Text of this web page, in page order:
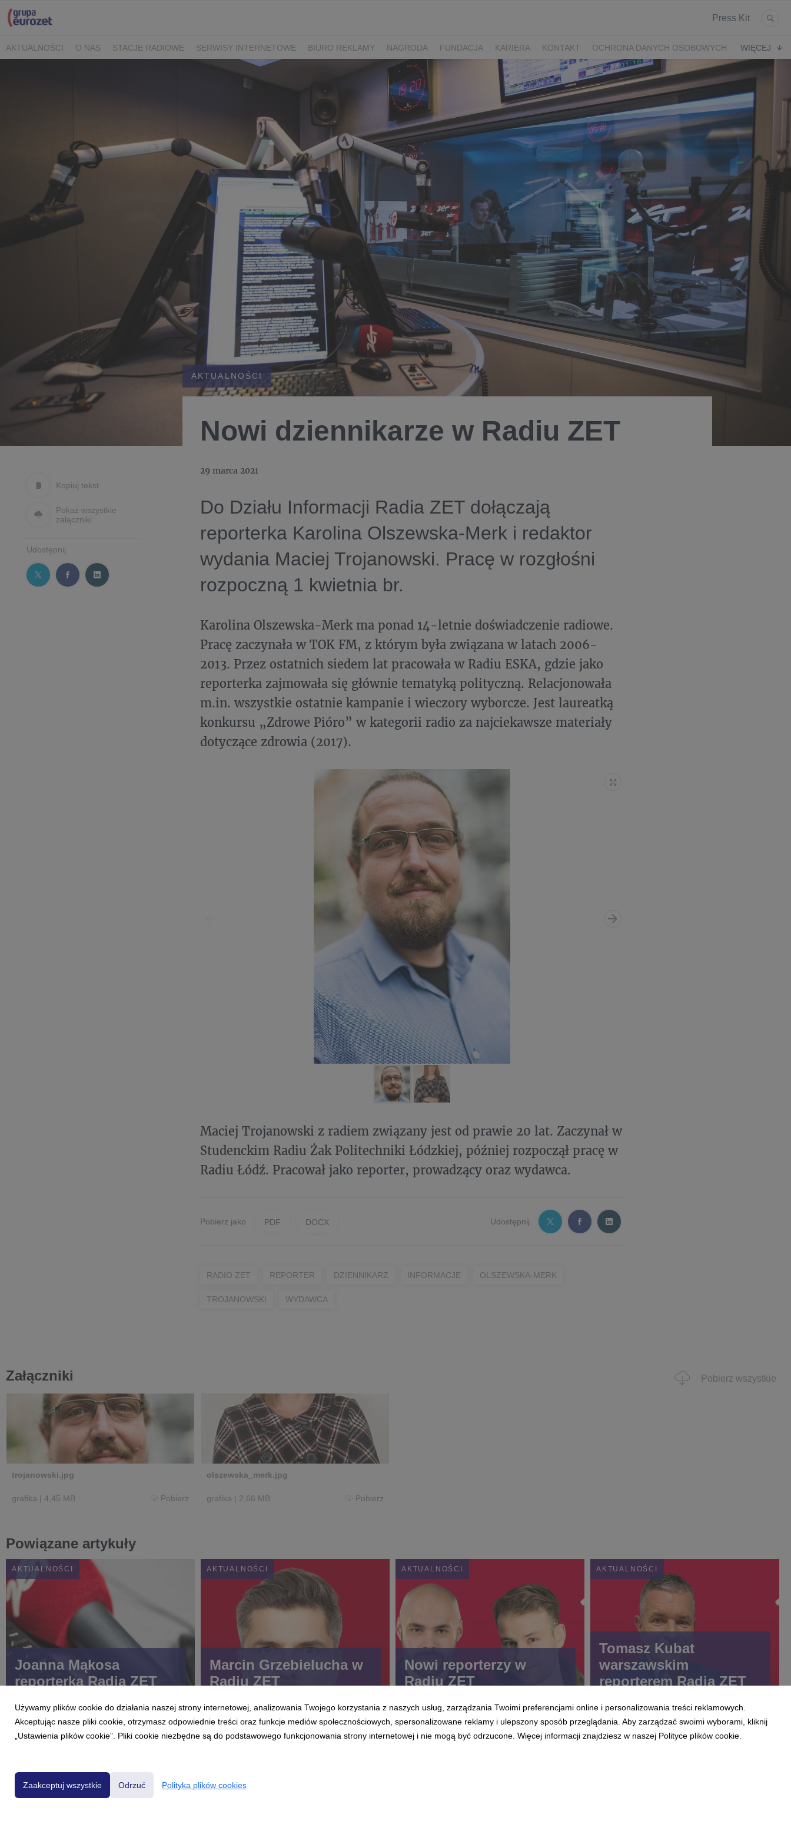
Press Kit
AKTUALNOŚCI O NAS STACJE RADIOWE SERWISY INTERNETOWE BIURO REKLAMY NAGRODA FUNDACJA KARIERA KONTAKT
OCHRONA DANYCH OSOBOWYCH
WIĘCEJ
Kopiuj tekst
Pokaż wszystkie
załączniki
Udostępnij
AKTUALNOŚCI
Nowi dziennikarze w Radiu ZET
29 marca 2021
Do Działu Informacji Radia ZET dołączają
reporterka Karolina Olszewska-Merk i redaktor
wydania Maciej Trojanowski. Pracę w rozgłośni
rozpoczną 1 kwietnia br.
Karolina Olszewska-Merk ma ponad 14-letnie doświadczenie radiowe.
Pracę zaczynała w TOK FM, z którym była związana w latach 2006-
2013. Przez ostatnich siedem lat pracowała w Radiu ESKA, gdzie jako
reporterka zajmowała się głównie tematyką polityczną. Relacjonowała
m.in. wszystkie ostatnie kampanie i wieczory wyborcze. Jest laureatką
konkursu „Zdrowe Pióro” w kategorii radio za najciekawsze materiały
dotyczące zdrowia (2017).
Maciej Trojanowski z radiem związany jest od prawie 20 lat. Zaczynał w
Studenckim Radiu Żak Politechniki Łódzkiej, później rozpoczął pracę w
Radiu Łódź. Pracował jako reporter, prowadzący oraz wydawca.
Pobierz jako PDF DOCX Udostępnij
RADIO ZET REPORTER DZIENNIKARZ INFORMACJE OLSZEWSKA-MERK
TROJANOWSKI WYDAWCA
Załączniki Pobierz wszystkie
trojanowski.jpg
grafika | 4,45 MB Pobierz
olszewska_merk.jpg
grafika | 2,66 MB Pobierz
Powiązane artykuły
AKTUALNOŚCI
Joanna Mąkosa
reporterką Radia ZET
AKTUALNOŚCI
Marcin Grzebielucha w
Radiu ZET
AKTUALNOŚCI
Nowi reporterzy w
Radiu ZET
AKTUALNOŚCI
Tomasz Kubat
warszawskim
reporterem Radia ZET
Używamy plików cookie do działania naszej strony internetowej, analizowania Twojego korzystania z naszych usług, zarządzania Twoimi preferencjami online i personalizowania treści reklamowych.
Akceptując nasze pliki cookie, otrzymasz odpowiednie treści oraz funkcje mediów społecznościowych, spersonalizowane reklamy i ulepszony sposób przeglądania. Aby zarządzać swoimi wyborami, kliknij
„Ustawienia plików cookie”. Pliki cookie niezbędne są do podstawowego funkcjonowania strony internetowej i nie mogą być odrzucone. Więcej informacji znajdziesz w naszej Polityce plików cookie.
Zaakceptuj wszystkie Odrzuć Polityka plików cookies